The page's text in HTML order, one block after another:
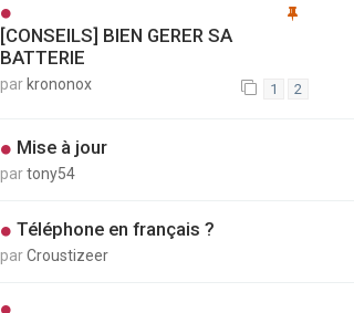
[CONSEILS] BIEN GERER SA
BATTERIE
par krononox 1 2
Mise à jour
partony54
Téléphone en français ?
parCroustizeer